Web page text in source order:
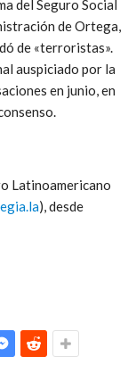
del Seguro Social
de Ortega,
de «terroristas».
auspiciado por la
en junio, en
Latinoamericano
), desde